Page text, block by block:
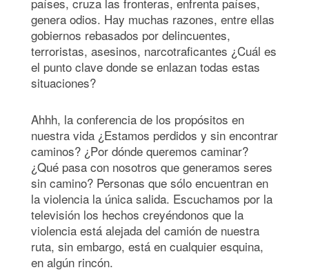
genera odios. Hay muchas razones, entre ellas
gobiernos rebasados por delincuentes,
terroristas, asesinos, narcotraficantes ¿Cuál es
el punto clave donde se enlazan todas estas
situaciones?
Ahhh, la conferencia de los propósitos en
nuestra vida ¿Estamos perdidos y sin encontrar
caminos? ¿Por dónde queremos caminar?
¿Qué pasa con nosotros que generamos seres
sin camino? Personas que sólo encuentran en
la violencia la única salida. Escuchamos por la
televisión los hechos creyéndonos que la
violencia está alejada del camión de nuestra
ruta, sin embargo, está en cualquier esquina,
en algún rincón.